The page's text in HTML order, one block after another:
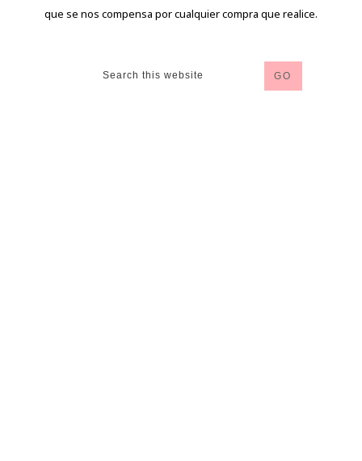
que se nos compensa por cualquier compra que realice.